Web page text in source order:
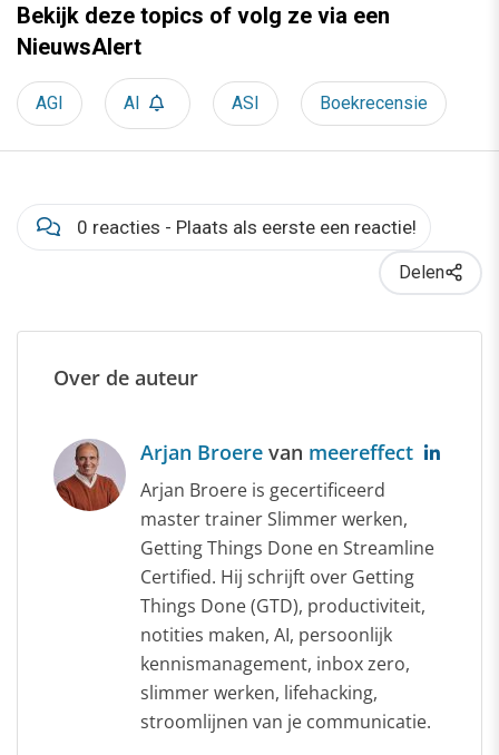
Bekijk deze topics of volg ze via een
NieuwsAlert
AGI AI ASI Boekrecensie
0 reacties - Plaats als eerste een reactie!
Delen
Over de auteur
Arjan Broere van meereffect
Arjan Broere is gecertificeerd
master trainer Slimmer werken,
Getting Things Done en Streamline
Certified. Hij schrijft over Getting
Things Done (GTD), productiviteit,
notities maken, AI, persoonlijk
kennismanagement, inbox zero,
slimmer werken, lifehacking,
stroomlijnen van je communicatie.